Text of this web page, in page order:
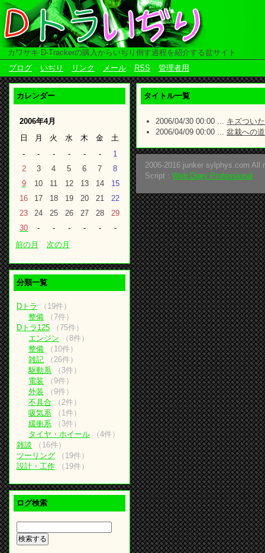
カワサキ D-Trackerの購入からいぢり倒す過程を紹介する盆サイト
ブログ
いぢり リンク メール RSS 管理者用
タイトル一覧
2006/04/30 00:00 ... キズついた
2006/04/09 00:00 ... 盆栽への道
カレンダー
2006年4月
日
月 火 水 木 金
土
-
- - - - -
1
2
3 4 5 6 7
8
9
10 11 12 13 14
15
16
17 18 19 20 21
22
23
24 25 26 27 28
29
30
- - - - -
-
前の月
次の月
分類一覧
Dトラ
（19件）
整備 （7件）
Dトラ125 （75件）
エンジン （8件）
整備 （10件）
雑記 （26件）
駆動系 （3件）
電装 （9件）
外装 （9件）
不具合 （2件）
吸気系 （1件）
緩衝系 （3件）
タイヤ・ホイール （4件）
雑談 （16件）
ツーリング （19件）
設計・工作 （19件）
ログ検索
2006-2016 junker sylphys.com All
Script : Web Diary Professional